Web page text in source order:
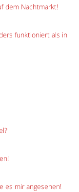
dem Nachtmarkt!
funktioniert als in
es mir angesehen!